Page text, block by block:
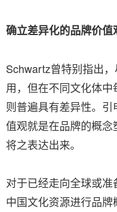
确立差异化的品牌价值
Schwartz曾特别指出
用，但在不同文化体
则普遍具有差异性。
值观就是在品牌的概
将之表达出来。
对于已经走向全球或
中国文化资源进行品